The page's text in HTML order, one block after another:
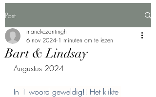
Post
Bart & Lindsay
mariekezantingh
6 nov 2024 1 minuten om te lezen
Augustus 2024
In 1 woord geweldig!! Het klikte